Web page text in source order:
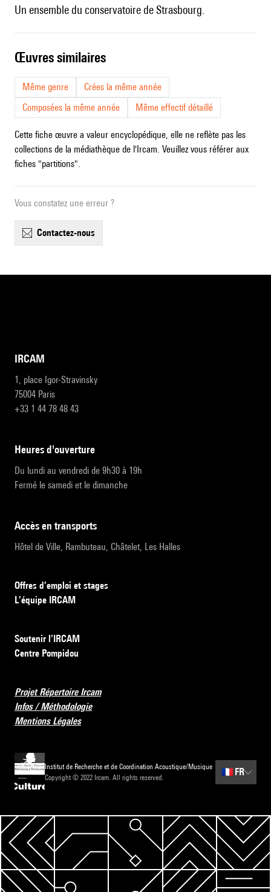
un ensemble du conservatoire de Strasbourg.
œuvres similaires
Même genre
Crées la même année
Composées la même année
Même effectif détaillé
Cette fiche œuvre a valeur encyclopédique, elle ne reflète pas les
collections de la médiathèque de l'Ircam. Veuillez vous référer aux
fiches "partitions".
Vous constatez une erreur ?
contactez-nous
IRCAM
1, place Igor-Stravinsky
75004 Paris
+33 1 44 78 48 43
heures d'ouverture
Du lundi au vendredi de 9h30 à 19h
Fermé le samedi et le dimanche
accès en transports
Hôtel de Ville, Rambuteau, Châtelet, Les Halles
Offres d’emploi et stages
L’équipe IRCAM
Soutenir l’IRCAM
Centre Pompidou
Projet Répertoire Ircam
Infos / Méthodologie
Mentions Légales
Institut de Recherche et de Coordination Acoustique/Musique
Copyright © 2022 Ircam. All rights reserved.
🇫🇷 FR